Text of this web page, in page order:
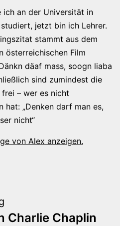
ich an der Universität in
jetzt bin ich Lehrer.
stammt aus dem
österreichischen Film
däaf mass, soogn liaba
sind zumindest die
frei – wer es nicht
hat: „Denken darf man es,
nicht“
von Alex anzeigen.
Charlie Chaplin